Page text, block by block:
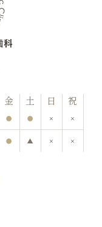
金 土 日
祝
● ● × ×
● ▲ × ×